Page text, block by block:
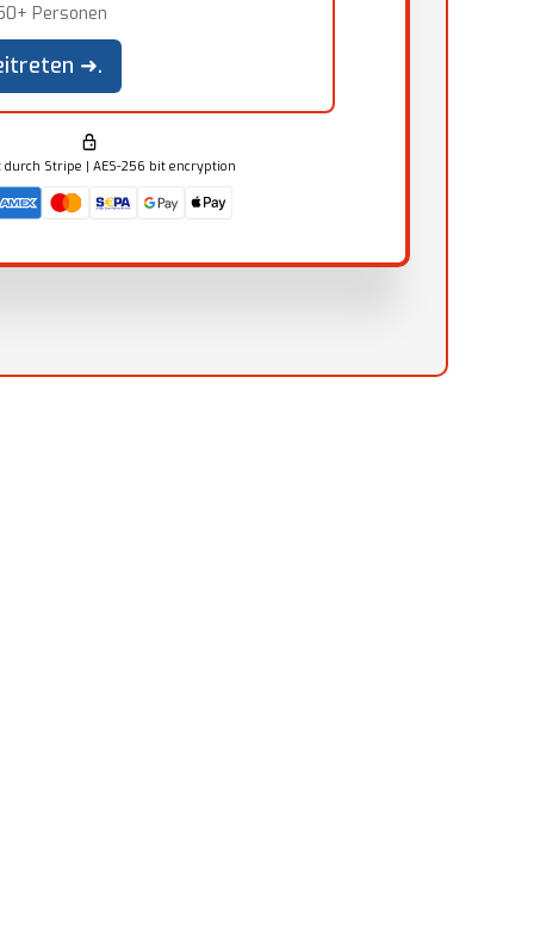
Personen
➜.
durch Stripe | AES-256 bit encryption